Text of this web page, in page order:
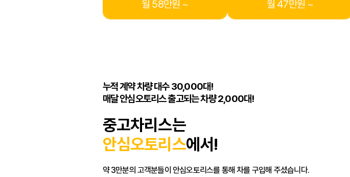
월 58만원 ~ 월 47만원 ~
누적 계약 차량 대수 30,000대!
매달 안심오토리스 출고되는 차량 2,000대!
중고차리스는
안심오토리스에서!
약 3만분의 고객분들이 안심오토리스를 통해 차를 구입해 주셨습니다.